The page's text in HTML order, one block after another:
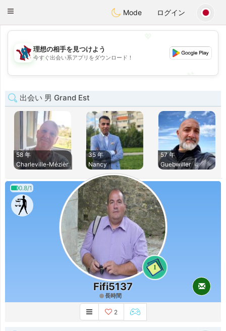
Taimerais
Toggle
Mode ログイン
💖
💕
理想の相手を見つけよう
今すぐ出会い系アプリをダウンロード！
出会い 男 Grand Est
58 年
Charleville-Mézièr
35 年
Nancy
57 年
Guebwiller
0.8/1
1
Fifi5137
長時間
2